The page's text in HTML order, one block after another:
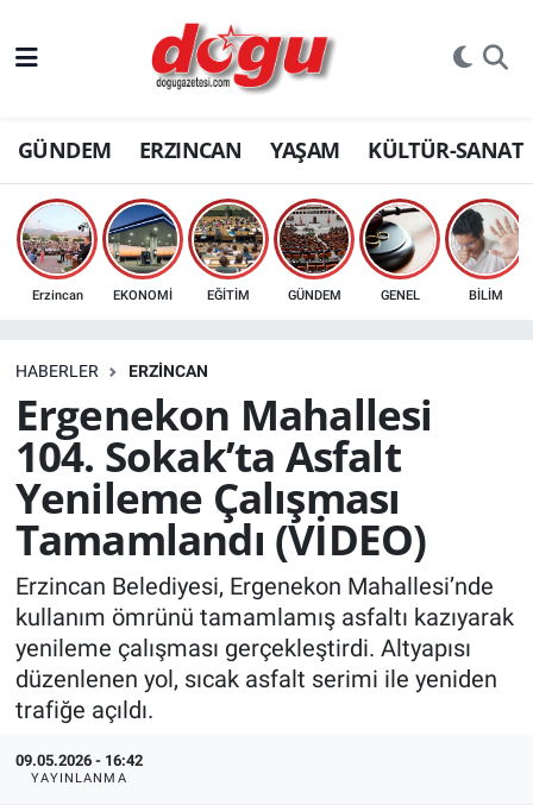
GÜNDEM ERZINCAN YAŞAM KÜLTÜR-SANAT
Erzincan EKONOMİ EĞİTİM GÜNDEM GENEL BİLİM
HABERLER ERZINCAN
Ergenekon Mahallesi
104. Sokak’ta Asfalt
Yenileme Çalışması
Tamamlandı (VİDEO)
Erzincan Belediyesi, Ergenekon Mahallesi’nde
kullanım ömrünü tamamlamış asfaltı kazıyarak
yenileme çalışması gerçekleştirdi. Altyapısı
düzenlenen yol, sıcak asfalt serimi ile yeniden
trafiğe açıldı.
09.05.2026 - 16:42
YAYINLANMA
ERZINCAN
GÜNDEM
ERZİNCAN FOTOĞRAFLARI
SAĞLIK
EKONOMİ
Bilim, teknoloji
GENEL
KÜLTÜR-SANAT
Yerel Haber
Politika
SPOR